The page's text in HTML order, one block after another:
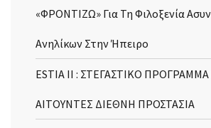
«ΦΡΟΝΤΙΖΩ» Για Τη Φιλοξενία
Ανηλίκων Στην Ήπειρο
ESTIA II : ΣΤΕΓΑΣΤΙΚΟ ΠΡΟΓΡΑΜΜΑ
ΑΙΤΟΥΝΤΕΣ ΔΙΕΘΝΗ ΠΡΟΣΤΑΣΙΑ